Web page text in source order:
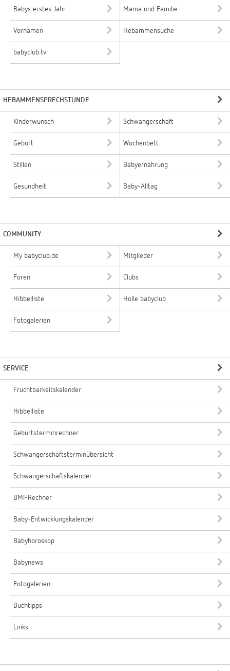
Babys erstes Jahr Mama und Familie
Vornamen Hebammensuche
babyclub.tv
HEBAMMENSPRECHSTUNDE
Kinderwunsch Schwangerschaft
Geburt Wochenbett
Stillen Babyernährung
Gesundheit Baby-Alltag
COMMUNITY
My babyclub.de Mitglieder
Foren Clubs
Hibbelliste Holle babyclub
Fotogalerien
SERVICE
Fruchtbarkeitskalender
Hibbelliste
Geburtsterminrechner
Schwangerschaftsterminübersicht
Schwangerschaftskalender
BMI-Rechner
Baby-Entwicklungskalender
Babyhoroskop
Babynews
Fotogalerien
Buchtipps
Links